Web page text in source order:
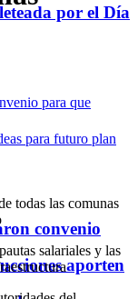
por el Día
convenio
aporten
todas las comunas
salariales y las